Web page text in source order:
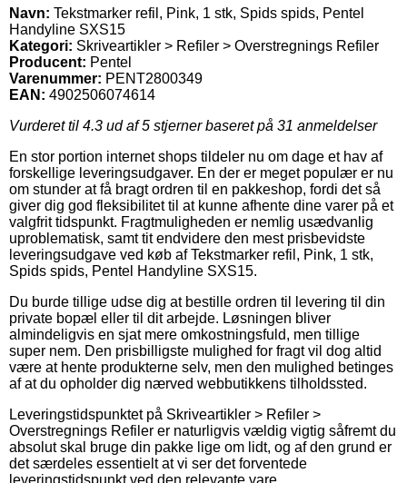
Navn: Tekstmarker refil, Pink, 1 stk, Spids spids, Pentel
Handyline SXS15
Kategori: Skriveartikler > Refiler > Overstregnings Refiler
Producent: Pentel
Varenummer: PENT2800349
EAN: 4902506074614
Vurderet til 4.3 ud af 5 stjerner baseret på 31 anmeldelser
En stor portion internet shops tildeler nu om dage et hav af
forskellige leveringsudgaver. En der er meget populær er nu
om stunder at få bragt ordren til en pakkeshop, fordi det så
giver dig god fleksibilitet til at kunne afhente dine varer på et
valgfrit tidspunkt. Fragtmuligheden er nemlig usædvanlig
uproblematisk, samt tit endvidere den mest prisbevidste
leveringsudgave ved køb af Tekstmarker refil, Pink, 1 stk,
Spids spids, Pentel Handyline SXS15.
Du burde tillige udse dig at bestille ordren til levering til din
private bopæl eller til dit arbejde. Løsningen bliver
almindeligvis en sjat mere omkostningsfuld, men tillige
super nem. Den prisbilligste mulighed for fragt vil dog altid
være at hente produkterne selv, men den mulighed betinges
af at du opholder dig nærved webbutikkens tilholdssted.
Leveringstidspunktet på Skriveartikler > Refiler >
Overstregnings Refiler er naturligvis vældig vigtig såfremt du
absolut skal bruge din pakke lige om lidt, og af den grund er
det særdeles essentielt at vi ser det forventede
leveringstidspunkt ved den relevante vare.